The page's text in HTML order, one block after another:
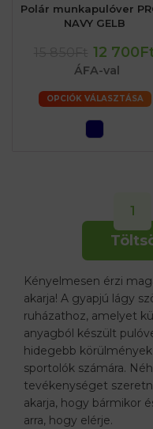
Polár munkapulóver
NAVY GELB
12
ÁFA-val
OPCIÓK VÁLASZTÁSA
1
Kényelmesen érzi
akarja! A gyapjú lágy
ruházathoz, amelyet
anyagból készült
hidegebb
sportolók számára.
tevékenységet
akarja, hogy bármikor
arra, hogy elérje.